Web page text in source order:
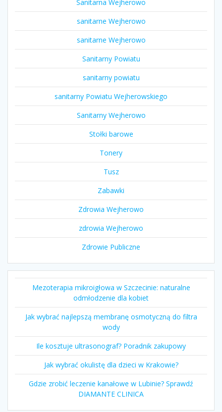
Sanitarna Wejherowo
sanitarne Wejherowo
sanitarne Wejherowo
Sanitarny Powiatu
sanitarny powiatu
sanitarny Powiatu Wejherowskiego
Sanitarny Wejherowo
Stołki barowe
Tonery
Tusz
Zabawki
Zdrowia Wejherowo
zdrowia Wejherowo
Zdrowie Publiczne
Mezoterapia mikroigłowa w Szczecinie: naturalne
odmłodzenie dla kobiet
Jak wybrać najlepszą membranę osmotyczną do filtra
wody
Ile kosztuje ultrasonograf? Poradnik zakupowy
Jak wybrać okulistę dla dzieci w Krakowie?
Gdzie zrobić leczenie kanałowe w Lubinie? Sprawdź
DIAMANTE CLINICA